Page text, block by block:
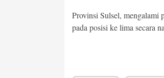
Provinsi Sulsel, mengalami
pada posisi ke lima secara